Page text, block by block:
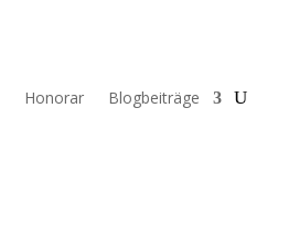
Honorar Blogbeiträge